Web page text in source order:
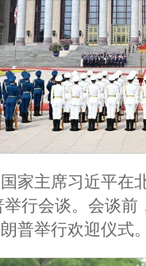
家主席习近平在
行会谈。会谈
朗普举行欢迎仪式